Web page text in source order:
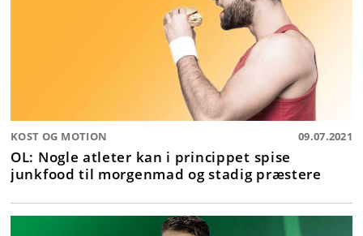
KOST OG MOTION 09.07.2021
OL: Nogle atleter kan i princippet spise
junkfood til morgenmad og stadig præstere